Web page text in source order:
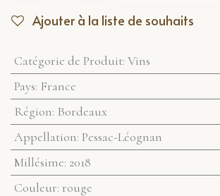
Ajouter à la liste de souhaits
Catégorie de Produit: Vins
Pays: France
Région: Bordeaux
Appellation: Pessac-Léognan
Millésime: 2018
Couleur: rouge